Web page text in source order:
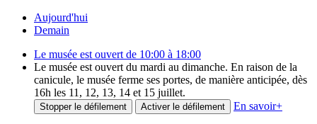
Aujourd'hui
Demain
Le musée est ouvert de 10:00 à 18:00
Le musée est ouvert du mardi au dimanche. En raison de la
canicule, le musée ferme ses portes, de manière anticipée, dès
16h les 11, 12, 13, 14 et 15 juillet.
Stopper le défilement Activer le défilement En savoir+